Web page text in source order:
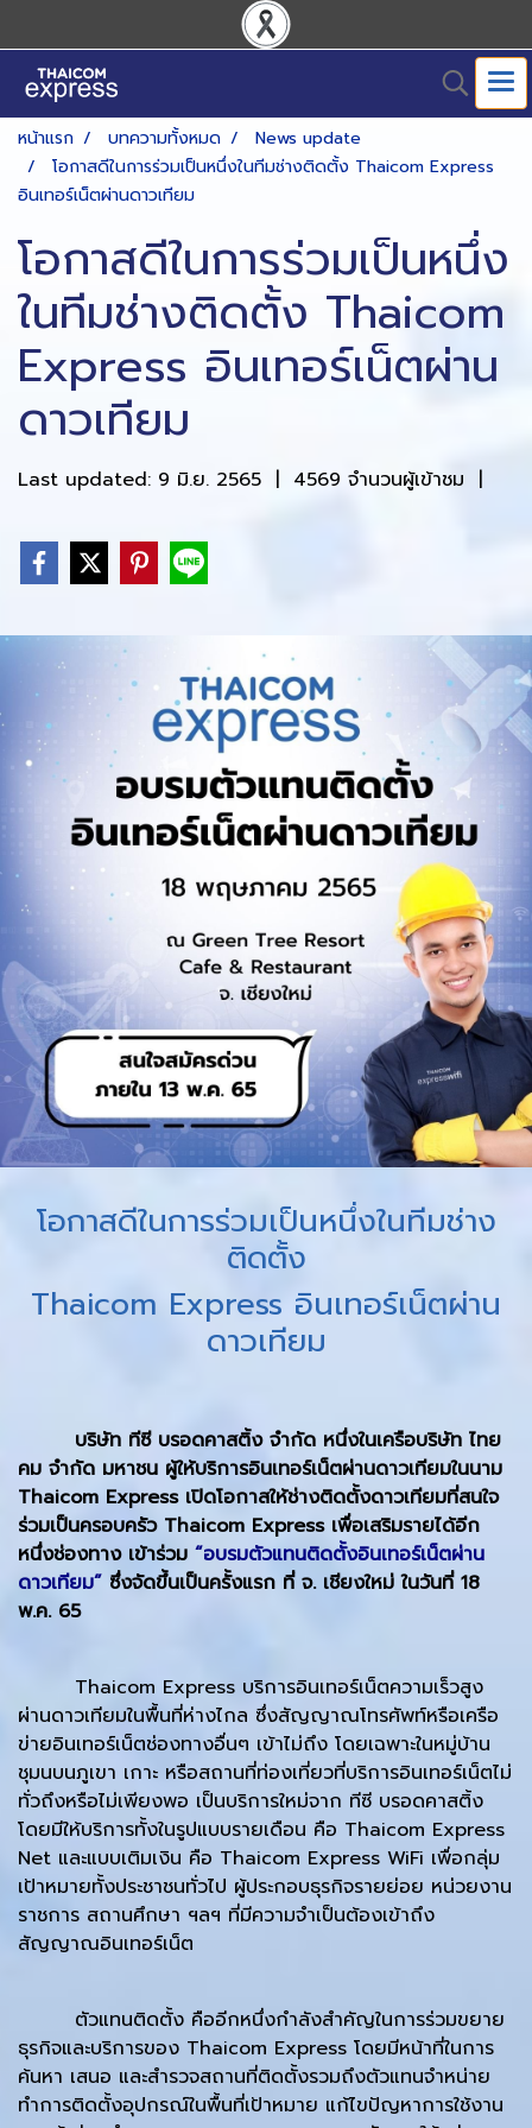
หน้าแรก บทความทั้งหมด
News update
โอกาสดีในการร่วมเป็นหนึ่งในทีมช่างติดตั้ง Thaicom Express
อินเทอร์เน็ตผ่านดาวเทียม
โอกาสดีในการร่วมเป็นหนึ่ง
ในทีมช่างติดตั้ง Thaicom
Express อินเทอร์เน็ตผ่าน
ดาวเทียม
Last updated: 9 มิ.ย. 2565 | 4569 จำนวนผู้เข้าชม |
โอกาสดีในการร่วมเป็นหนึ่งในทีมช่าง
ติดตั้ง
Thaicom Express อินเทอร์เน็ตผ่าน
ดาวเทียม
บริษัท ทีซี บรอดคาสติ้ง จำกัด หนึ่งในเครือบริษัท ไทย
คม จำกัด มหาชน ผู้ให้บริการอินเทอร์เน็ตผ่านดาวเทียมในนาม
Thaicom Express เปิดโอกาสให้ช่างติดตั้งดาวเทียมที่สนใจ
ร่วมเป็นครอบครัว Thaicom Express เพื่อเสริมรายได้อีก
หนึ่งช่องทาง เข้าร่วม “อบรมตัวแทนติดตั้งอินเทอร์เน็ตผ่าน
ดาวเทียม” ซึ่งจัดขึ้นเป็นครั้งแรก ที่ จ. เชียงใหม่ ในวันที่ 18
พ.ค. 65
Thaicom Express บริการอินเทอร์เน็ตความเร็วสูง
ผ่านดาวเทียมในพื้นที่ห่างไกล ซึ่งสัญญาณโทรศัพท์หรือเครือ
ข่ายอินเทอร์เน็ตช่องทางอื่นๆ เข้าไม่ถึง โดยเฉพาะในหมู่บ้าน
ชุมนบนภูเขา เกาะ หรือสถานที่ท่องเที่ยวที่บริการอินเทอร์เน็ตไม่
ทั่วถึงหรือไม่เพียงพอ เป็นบริการใหม่จาก ทีซี บรอดคาสติ้ง
โดยมีให้บริการทั้งในรูปแบบรายเดือน คือ Thaicom Express
Net และแบบเติมเงิน คือ Thaicom Express WiFi เพื่อกลุ่ม
เป้าหมายทั้งประชาชนทั่วไป ผู้ประกอบธุรกิจรายย่อย หน่วยงาน
ราชการ สถานศึกษา ฯลฯ ที่มีความจำเป็นต้องเข้าถึง
สัญญาณอินเทอร์เน็ต
ตัวแทนติดตั้ง คืออีกหนึ่งกำลังสำคัญในการร่วมขยาย
ธุรกิจและบริการของ Thaicom Express โดยมีหน้าที่ในการ
ค้นหา เสนอ และสำรวจสถานที่ติดตั้งรวมถึงตัวแทนจำหน่าย
ทำการติดตั้งอุปกรณ์ในพื้นที่เป้าหมาย แก้ไขปัญหาการใช้งาน